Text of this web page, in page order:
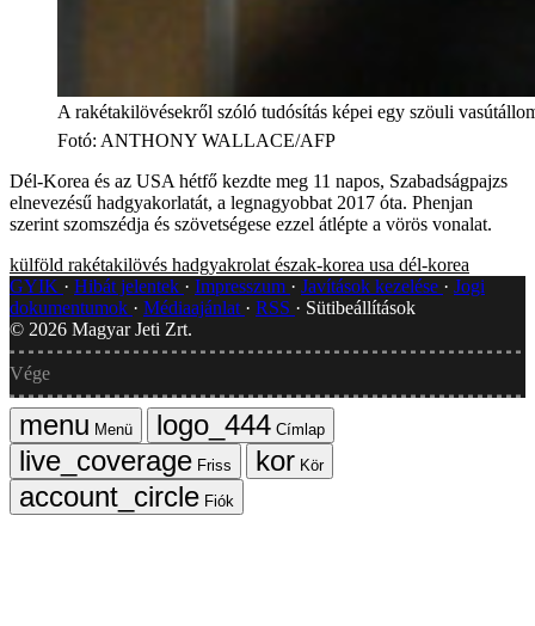
A rakétakilövésekről szóló tudósítás képei egy szöuli
Fotó: ANTHONY WALLACE/AFP
Dél-Korea és az USA hétfő kezdte meg 11 napos, Szabadságpajzs
elnevezésű hadgyakorlatát, a legnagyobbat 2017 óta. Phenjan
szerint szomszédja és szövetségese ezzel átlépte a vörös vonalat.
külföld rakétakilövés hadgyakrolat észak-korea usa dél-korea
GYIK
Hibát jelentek Impresszum Javítások kezelése
Jogi
dokumentumok
Médiaajánlat RSS
Sütibeállítások
© 2026 Magyar Jeti Zrt.
Vége
Menü
Címlap
Friss
Kör
Fiók